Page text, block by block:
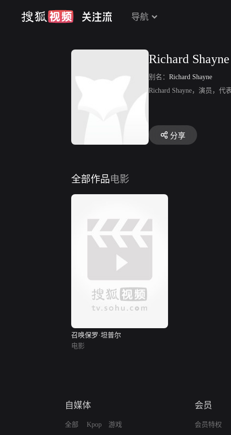
导航
Richard Shayne
别名： Richard Shayne
Richard Shayne，演员，代
分享
全部作品电影
召唤保罗·坦普尔
电影
自媒体
全部 Kpop 游戏
会员
会员特权